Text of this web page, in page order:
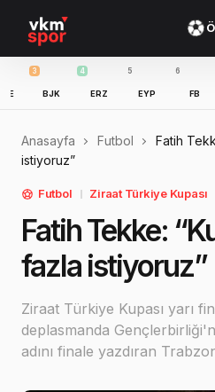
BJK ERZ EYP FB
Anasayfa Futbol
Fatih
istiyoruz”
Futbol Ziraat Türkiye Kupası
Fatih Tekke:
fazla istiyoruz”
Ziraat Türkiye Kupası yarı
deplasmanda
adını finale yazdıran